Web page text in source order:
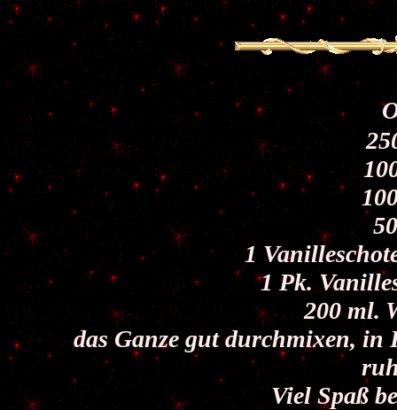
1
1 Pk.
200 ml.
das Ganze gut durchmixen, in
Viel Spaß